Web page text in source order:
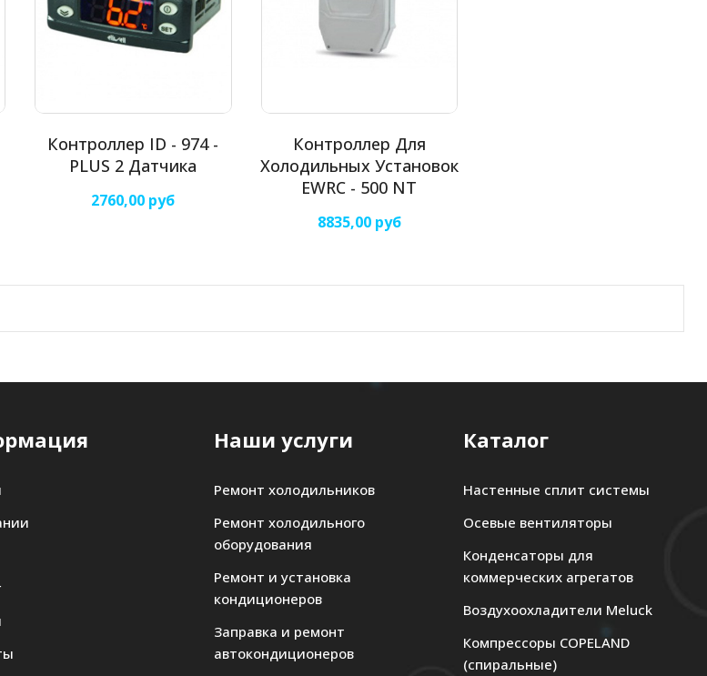
Контроллер ID - 974 -
PLUS 2 Датчика
2760,00 руб
Контроллер Для
Холодильных Установок
EWRC - 500 NT
8835,00 руб
Наши услуги
Ремонт холодильников
Ремонт холодильного
оборудования
Ремонт и установка
кондиционеров
Заправка и ремонт
автокондиционеров
Каталог
Настенные сплит системы
Осевые вентиляторы
Конденсаторы для
коммерческих агрегатов
Воздухоохладители Meluck
Компрессоры COPELAND
(спиральные)